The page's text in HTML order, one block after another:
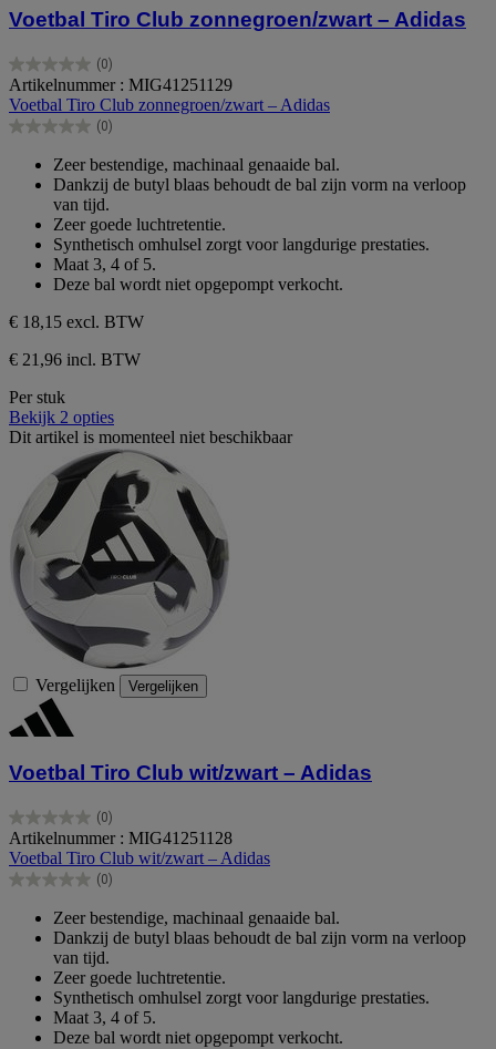
Voetbal Tiro Club zonnegroen/zwart – Adidas
(0)
0.0
van
de
5
Artikelnummer : MIG41251129
Voetbal Tiro Club zonnegroen/zwart – Adidas
(0)
0.0
sterren.
Zeer bestendige, machinaal genaaide bal.
Dankzij de butyl blaas behoudt de bal zijn vorm na verloop
van tijd.
Zeer goede luchtretentie.
Synthetisch omhulsel zorgt voor langdurige prestaties.
Maat 3, 4 of 5.
Deze bal wordt niet opgepompt verkocht.
€ 18,15 excl. BTW
€ 21,96 incl. BTW
Per stuk
Bekijk 2 opties
Dit artikel is momenteel niet beschikbaar
Vergelijken Vergelijken
Voetbal Tiro Club wit/zwart – Adidas
(0)
0.0
van
de
5
Artikelnummer : MIG41251128
Voetbal Tiro Club wit/zwart – Adidas
(0)
0.0
sterren.
Zeer bestendige, machinaal genaaide bal.
Dankzij de butyl blaas behoudt de bal zijn vorm na verloop
van tijd.
Zeer goede luchtretentie.
Synthetisch omhulsel zorgt voor langdurige prestaties.
Maat 3, 4 of 5.
Deze bal wordt niet opgepompt verkocht.